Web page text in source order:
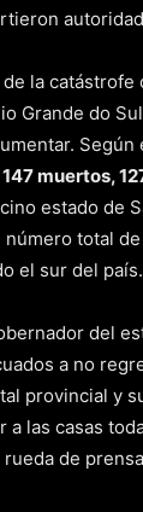
la catástrofe
Grande do
Según
muertos,
estado de
total
el sur del país.
del
a no
provincial y
las casas
de